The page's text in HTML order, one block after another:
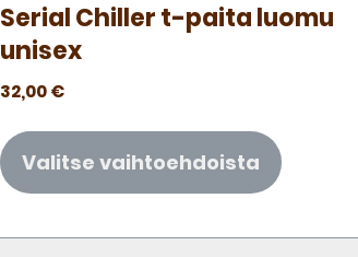
Serial Chiller t-paita luomu
unisex
32,00€
Valitse vaihtoehdoista